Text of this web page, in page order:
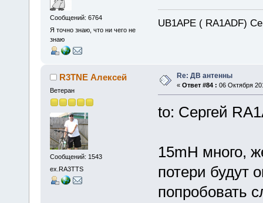
Сообщений: 6764
Я точно знаю, что ни чего не
знаю
UB1APE ( RA1ADF)
R3TNE Алексей
Ветеран
Сообщений: 1543
ex.RA3TTS
Re: ДВ антенны
« Ответ #84 : 06 Октября
to: Сергей
15mH много,
потери будут
попробовать